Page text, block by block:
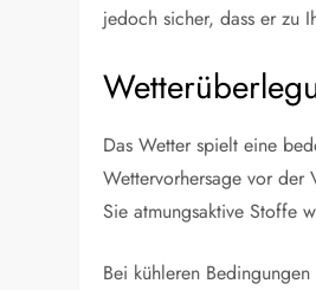
jedoch sicher, dass er zu
Das Wetter spielt eine
Wettervorhersage vor der
Sie atmungsaktive Stoffe
Bei kühleren